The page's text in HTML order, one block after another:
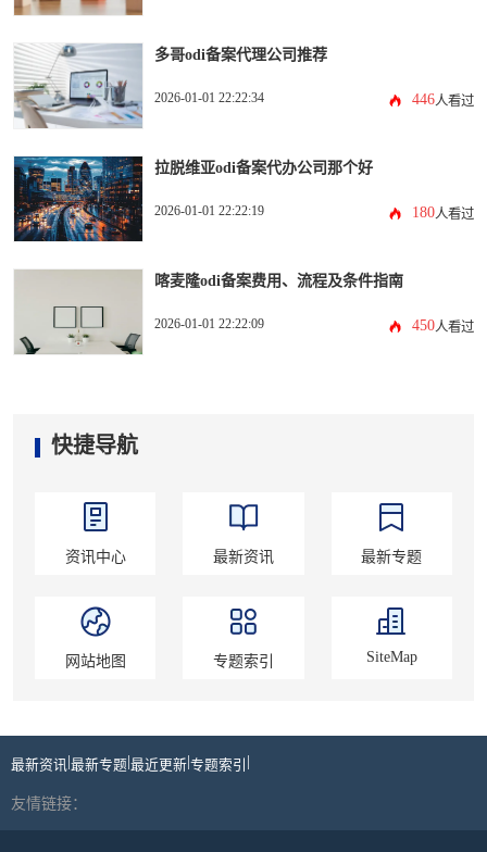
多哥odi备案代理公司推荐
2026-01-01 22:22:34 446人看过
拉脱维亚odi备案代办公司那个好
2026-01-01 22:22:19 180人看过
喀麦隆odi备案费用、流程及条件指南
2026-01-01 22:22:09 450人看过
快捷导航
资讯中心 最新资讯 最新专题
网站地图 专题索引 SiteMap
最新资讯 最新专题 最近更新 专题索引
友情链接：